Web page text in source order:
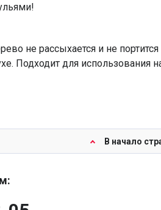
не рассыхается и не
Подходит для использования
В начало